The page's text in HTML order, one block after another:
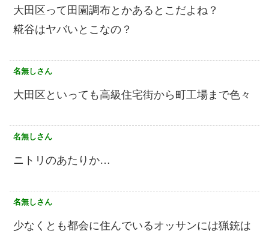
大田区って田園調布とかあるとこだよね？
糀谷はヤバいとこなの？
名無しさん
大田区といっても高級住宅街から町工場まで色々
名無しさん
ニトリのあたりか…
名無しさん
少なくとも都会に住んでいるオッサンには猟銃は